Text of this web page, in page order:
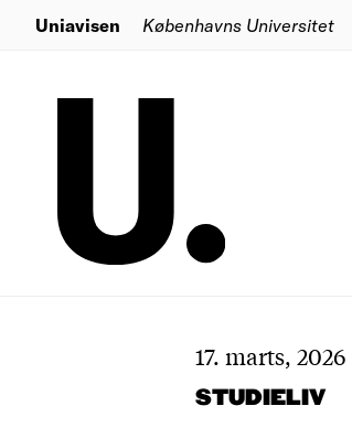
Uniavisen Københavns Universitet
17. marts, 2026
STUDIELIV